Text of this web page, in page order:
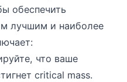
обеспечить
лучшим и наиболее
что ваше
critical mass.